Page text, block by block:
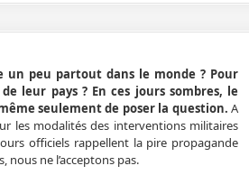
peu partout dans le monde ? Pour
leur pays ? En ces jours sombres, le
seulement de poser la question. A
les modalités des interventions militaires
officiels rappellent la pire propagande
nous ne l’acceptons pas.